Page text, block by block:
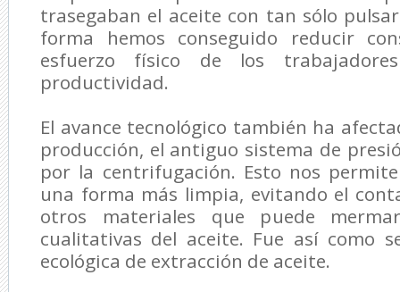
trasegaban el aceite con tan sólo
forma hemos conseguido reducir
esfuerzo físico de los
productividad.
El avance tecnológico también ha
producción, el antiguo sistema de
por la centrifugación. Esto nos
una forma más limpia, evitando el
otros materiales que puede
cualitativas del aceite. Fue así como
ecológica de extracción de aceite.